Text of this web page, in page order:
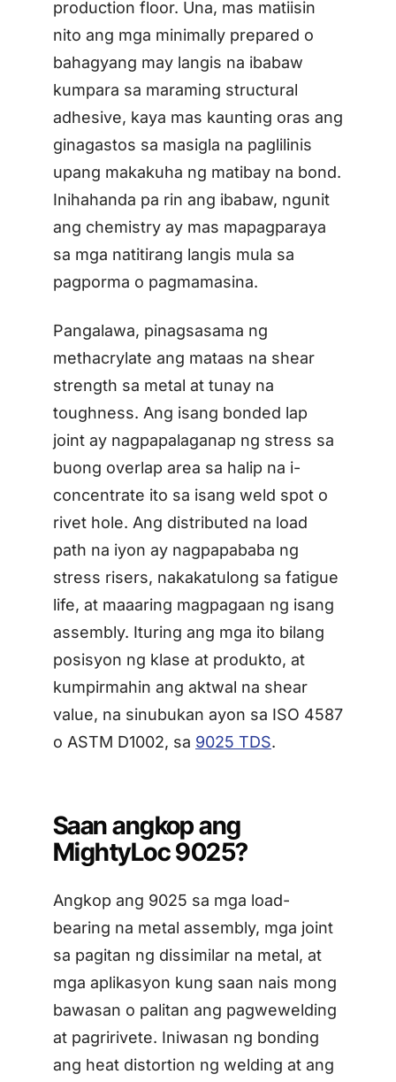
production floor. Una, mas matiisin
nito ang mga minimally prepared o
bahagyang may langis na ibabaw
kumpara sa maraming structural
adhesive, kaya mas kaunting oras ang
ginagastos sa masigla na paglilinis
upang makakuha ng matibay na bond.
Inihahanda pa rin ang ibabaw, ngunit
ang chemistry ay mas mapagparaya
sa mga natitirang langis mula sa
pagporma o pagmamasina.
Pangalawa, pinagsasama ng
methacrylate ang mataas na shear
strength sa metal at tunay na
toughness. Ang isang bonded lap
joint ay nagpapalaganap ng stress sa
buong overlap area sa halip na i-
concentrate ito sa isang weld spot o
rivet hole. Ang distributed na load
path na iyon ay nagpapababa ng
stress risers, nakakatulong sa fatigue
life, at maaaring magpagaan ng isang
assembly. Ituring ang mga ito bilang
posisyon ng klase at produkto, at
kumpirmahin ang aktwal na shear
value, na sinubukan ayon sa ISO 4587
o ASTM D1002, sa 9025 TDS.
Saan angkop ang
MightyLoc 9025?
Angkop ang 9025 sa mga load-
bearing na metal assembly, mga joint
sa pagitan ng dissimilar na metal, at
mga aplikasyon kung saan nais mong
bawasan o palitan ang pagwewelding
at pagririvete. Iniwasan ng bonding
ang heat distortion ng welding at ang